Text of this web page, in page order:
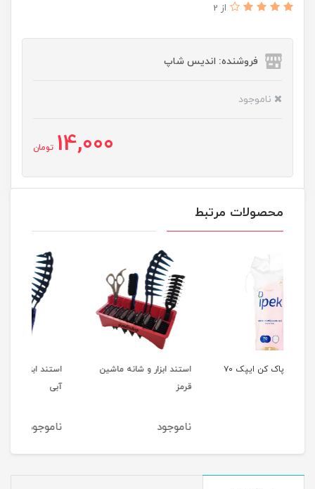
از 2
فروشنده: اندیس شاپ
ناموجود
14,000 تومان
محصولات مرتبط
استند ابزار و شانه ماشین
استند ابزار و شانه ماشین